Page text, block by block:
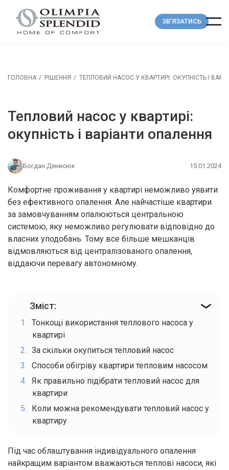
ЗВ’ЯЗАТИСЬ
ГОЛОВНА РІШЕННЯ ТЕПЛОВИЙ НАСОС У КВАРТИРІ: ОКУПНІСТЬ І
Тепловий насос у квартирі:
окупність і варіанти опалення
Богдан Денисюк 15.01.2024
Комфортне проживання у квартирі неможливо уявити
без ефективного опалення. Але найчастіше квартири
за замовчуванням опалюються центральною
системою, яку неможливо регулювати відповідно до
власних уподобань. Тому все більше мешканців
відмовляються від централізованого опалення,
віддаючи перевагу автономному.
Зміст:
Тонкощі використання теплового насоса у
квартирі
За скільки окупиться тепловий насос
Способи обігріву квартири тепловим насосом
Як правильно підібрати тепловий насос для
квартири
Коли можна рекомендувати тепловий насос у
квартиру
Під час облаштування індивідуального опалення
найкращим варіантом вважаються теплові насоси, які